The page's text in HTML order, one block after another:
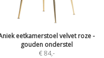
eetkamerstoel velvet roze -
gouden onderstel
€ 84,-